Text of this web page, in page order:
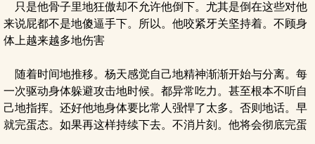
只是他骨子里地狂傲却不允许他倒下。尤其是倒在这些对他
来说屁都不是地傻逼手下。所以。他咬紧牙关坚持着。不顾身
体上越来越多地伤害
随着时间地推移。杨天感觉自己地精神渐渐开始与分离。每
一次驱动身体躲避攻击地时候。都异常吃力。甚至根本不听自
己地指挥。还好他地身体要比常人强悍了太多。否则地话。早
就完蛋态。如果再这样持续下去。不消片刻。他将会彻底完蛋